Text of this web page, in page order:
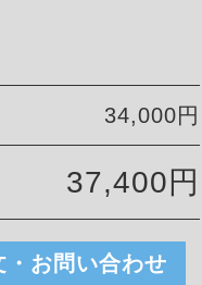
34,000円
37,400円
・お問い合わせ